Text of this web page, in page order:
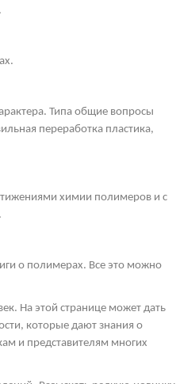
Типа общие вопросы
переработка пластика,
химии полимеров и с
о полимерах. Все это можно
На этой странице может дать
которые дают знания о
и представителям многих